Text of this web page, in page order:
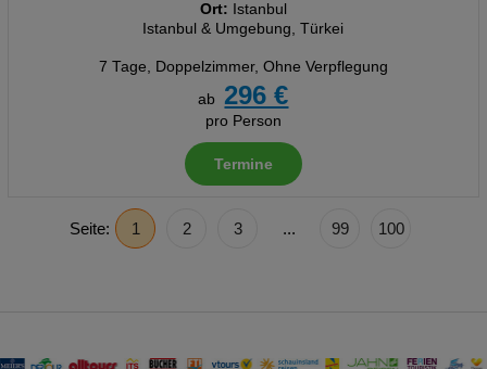
Ort: Istanbul
Istanbul & Umgebung, Türkei
7 Tage, Doppelzimmer, Ohne Verpflegung
ab
296 €
pro Person
Termine
Seite: 1 2 3 ... 99 100